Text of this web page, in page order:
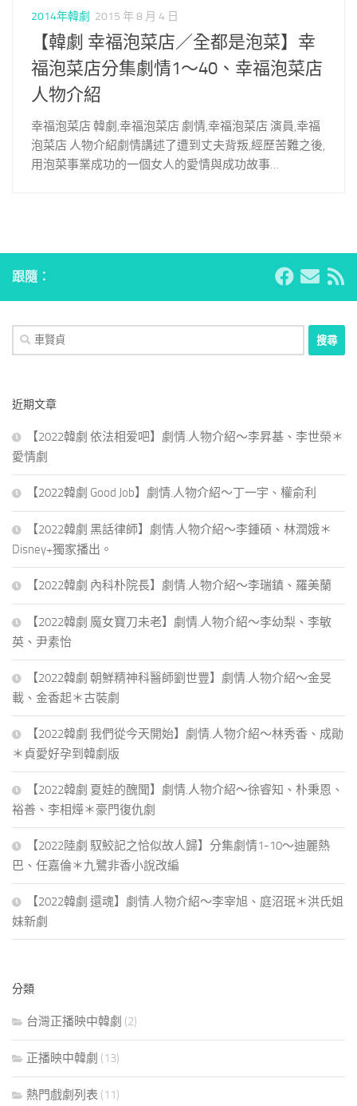
2014年韓劇 2015 年 8 月 4 日
【韓劇 幸福泡菜店／全都是泡菜】幸
福泡菜店分集劇情1～40、幸福泡菜店
人物介紹
幸福泡菜店 韓劇,幸福泡菜店 劇情,幸福泡菜店 演員,幸福
泡菜店 人物介紹劇情講述了遭到丈夫背叛,經歷苦難之後,
用泡菜事業成功的一個女人的愛情與成功故事…
跟隨：
搜
尋
字:
近期文章
【2022韓劇 依法相爱吧】劇情.人物介紹～李昇基、李世榮＊
愛情劇
【2022韓劇 Good Job】劇情.人物介紹～丁一宇、權俞利
【2022韓劇 黑話律師】劇情.人物介紹～李鍾碩、林潤娥＊
Disney+獨家播出。
【2022韓劇 內科朴院長】劇情.人物介紹～李瑞鎮、羅美蘭
【2022韓劇 魔女寶刀未老】劇情.人物介紹～李幼梨、李敏
英、尹素怡
【2022韓劇 朝鮮精神科醫師劉世豐】劇情.人物介紹～金旻
載、金香起＊古裝劇
【2022韓劇 我們從今天開始】劇情.人物介紹～林秀香、成勛
＊貞愛好孕到韓劇版
【2022韓劇 夏娃的醜聞】劇情.人物介紹～徐睿知、朴秉恩、
裕善、李相燁＊豪門復仇劇
【2022陸劇 馭鮫記之恰似故人歸】分集劇情1-10～迪麗熱
巴、任嘉倫＊九鷺非香小說改編
【2022韓劇 還魂】劇情.人物介紹～李宰旭、庭沼珉＊洪氏姐
妹新劇
分類
台灣正播映中韓劇 (2)
正播映中韓劇 (13)
熱門戲劇列表 (11)